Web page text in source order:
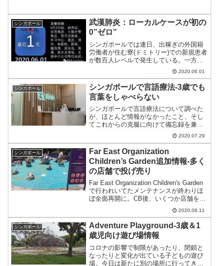
シンガポール
武漢肺炎：ローカルケースが初の
0”ゼロ”
シンガポールでは連日、出稼ぎの外国籍
労働者が住む寮(ドミトリー)での新規患者
が数百人レベルで発生している。一方、
ローカルケースは調査後初の0となった。
2020.06.01
シンガポール
シンガポールで言語療法-3歳でも
言葉をしゃべらない
シンガポールで言語療法について調べた
が、ほとんど情報がなかったこと、そし
てこれからの克服に向けて備忘録を兼ね
2020.07.29
シンガポール
Far East Organization
Children’s Garden追加情報-多く
の店舗で投げ売り
Far East Organization Children's Garden
で行われいてたメンテナンスが終わりほ
ぼ全面再開に。CB後、いくつか店舗を見
ると投げ売りとも思われるセールが多い
2020.08.11
シンガポール
Adventure Playground-3歳＆1
歳児向け遊び場情報
コロナの影響で制限があったり、閉鎖と
なったりと変化が出ている子どもの遊び
場。今日は新たに別の場所に行ってきた